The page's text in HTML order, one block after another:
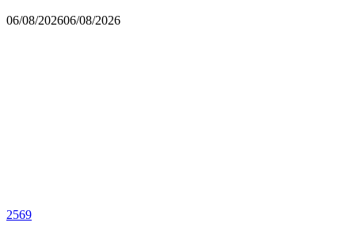
06/08/202606/08/2026
2569